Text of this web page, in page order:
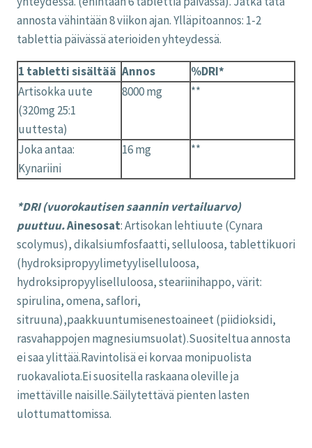
annosta vähintään 8 viikon ajan. Ylläpitoannos: 1-2
tablettia päivässä aterioiden yhteydessä.
1 tabletti sisältää Annos
%DRI*
Artisokka uute
(320mg 25:1
uuttesta)
8000 mg **
Joka antaa:
Kynariini
16 mg **
*DRI (vuorokautisen saannin vertailuarvo)
puuttuu.Ainesosat: Artisokan lehtiuute (Cynara
scolymus), dikalsiumfosfaatti, selluloosa, tablettikuori
(hydroksipropyylimetyyliselluloosa,
hydroksipropyyliselluloosa, steariinihappo, värit:
spirulina, omena, saflori,
sitruuna),paakkuuntumisenestoaineet (piidioksidi,
rasvahappojen magnesiumsuolat).Suositeltua annosta
ei saa ylittää.Ravintolisä ei korvaa monipuolista
ruokavaliota.Ei suositella raskaana oleville ja
imettäville naisille.Säilytettävä pienten lasten
ulottumattomissa.